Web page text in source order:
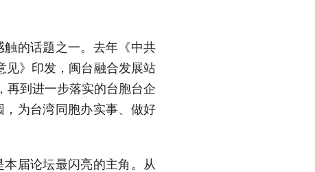
的话题之一。去年《中共
》印发，闽台融合发展站
再到进一步落实的台胞台企
为台湾同胞办实事、做好
届论坛最闪亮的主角。从